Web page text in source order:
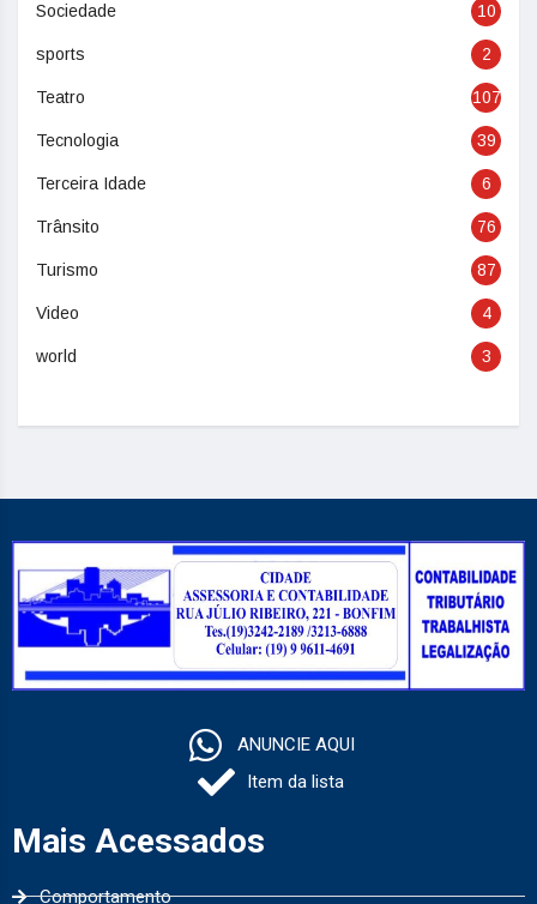
Sociedade 10
sports 2
Teatro 107
Tecnologia 39
Terceira Idade 6
Trânsito 76
Turismo 87
Video 4
world 3
ANUNCIE AQUI
Item da lista
Mais Acessados
Comportamento